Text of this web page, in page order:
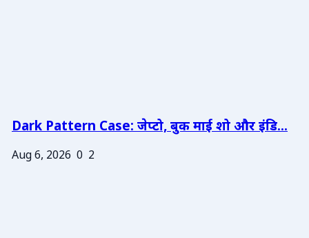
Dark Pattern Case: जेप्टो, बुक माई शो और इंडि...
Aug 6, 2026 0 2